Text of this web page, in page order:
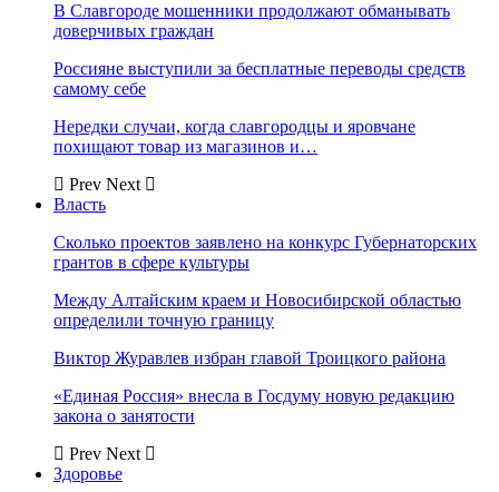
В Славгороде мошенники продолжают обманывать
доверчивых граждан
Россияне выступили за бесплатные переводы средств
самому себе
Нередки случаи, когда славгородцы и яровчане
похищают товар из магазинов и…
Prev Next
Власть
Сколько проектов заявлено на конкурс Губернаторских
грантов в сфере культуры
Между Алтайским краем и Новосибирской областью
определили точную границу
Виктор Журавлев избран главой Троицкого района
«Единая Россия» внесла в Госдуму новую редакцию
закона о занятости
Prev Next
Здоровье